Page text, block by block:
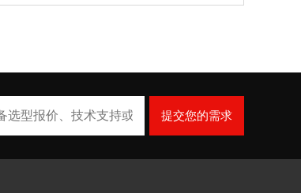
提交您的需求